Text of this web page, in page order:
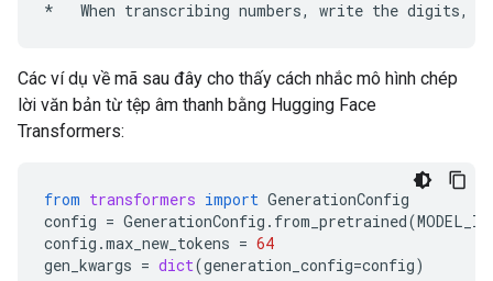
Các ví dụ về mã sau đây cho thấy cách nhắc mô hình chép
lời văn bản từ tệp âm thanh bằng Hugging Face
Transformers:
from transformers import GenerationConfig
config = GenerationConfig . from_pretrained(MODEL_ID
config .max_new_tokens = 64
gen_kwargs = dict(generation_config=config)